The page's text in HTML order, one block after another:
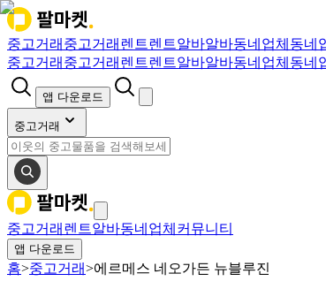
중고거래 중고거래 렌트렌트알바알바동네업체 동네
중고거래 중고거래 렌트렌트알바알바동네업체 동네
앱 다운로드
중고거래
중고거래 렌트알바동네업체 커뮤니티
앱 다운로드
홈>중고거래>에르메스 네오가든 뉴블루진